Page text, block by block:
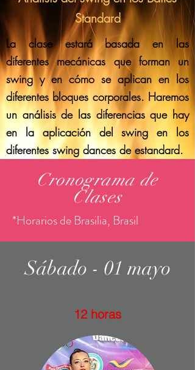
Standard
La clase estará basada en las
diferentes mecánicas que forman un
swing y en cómo se aplican en los
diferentes bloques corporales. Haremos
un análisis de las diferencias que hay
en la aplicación del swing en los
diferentes swing dances de estandard.
Cronograma de
Clases
*Horarios de Brasilia, Brasil
Sábado - 01 mayo
12 horas